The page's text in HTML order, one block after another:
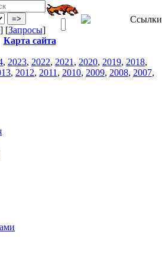
] [Запросы]
Карта сайта
, 2023, 2022, 2021 , 2020, 2019, 2018,
, 2012, 2011 , 2010, 2009, 2008, 2007,